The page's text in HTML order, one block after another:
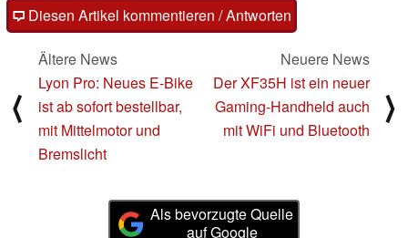
Diesen Artikel kommentieren / Antworten
⟨
Ältere News
Lyon Pro: Neues E-Bike
ist ab sofort bestellbar,
mit Mittelmotor und
Bremslicht
Neuere News
Der XF35H ist ein neuer
Gaming-Handheld auch
mit WiFi und Bluetooth
⟩
Als bevorzugte Quelle
auf Google